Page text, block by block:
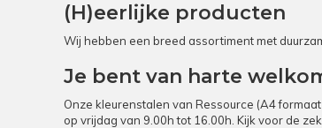
(H)eerlijke producten
Wij hebben een breed assortiment met
Je bent van harte
Onze kleurenstalen van Ressource (A4
op vrijdag van 9.00h tot 16.00h. Kijk voor de